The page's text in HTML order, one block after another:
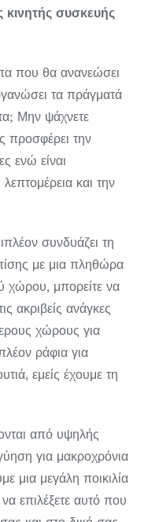
συσκευής
που θα ανανεώσει
τα πράγματά
Μην ψάχνετε
προσφέρει την
ενώ είναι
και την
συνδυάζει τη
με μια πληθώρα
χώρου, μπορείτε να
ακριβείς ανάγκες
χώρους για
ράφια για
εμείς έχουμε τη
από υψηλής
για μακροχρόνια
μια μεγάλη ποικιλία
επιλέξετε αυτό που